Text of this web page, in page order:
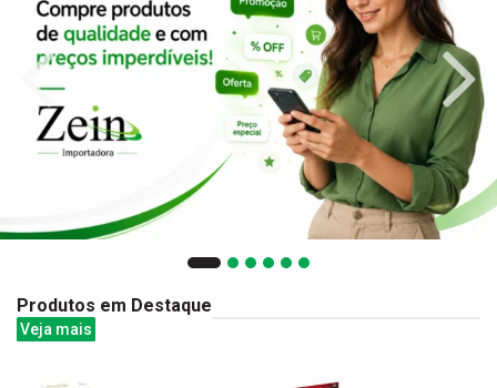
Produtos em Destaque
Veja mais